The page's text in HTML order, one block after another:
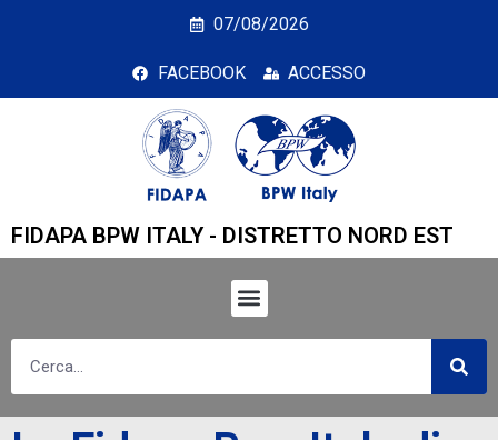
La Fidapa Bpw Italy di
07/08/2026
FACEBOOK ACCESSO
FIDAPA BPW ITALY - DISTRETTO NORD EST